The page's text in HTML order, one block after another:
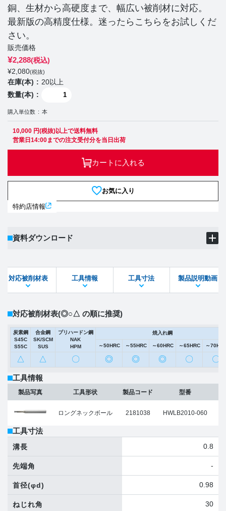
銅、生材から高硬度まで、幅広い被削材に対応。
最新版の高精度仕様。迷ったらこちらをお試しくだ
さい。
販売価格
¥2,288(税込)
¥2,080(税抜)
在庫(本)
20以上
数量(本)
購入単位数 本
10,000 円(税抜)以上で送料無料
営業日14:00までの注文受付分を当日出荷
カートに入れる
お気に入り
特約店情報
資料ダウンロード
STEPファイル DXFファイル
対応被削材表 工具情報 工具寸法 製品説明動画
対応被削材表(◎○△ の順に推奨)
炭素鋼
S45C
S55C
合金鋼
SK/SCM
SUS
プリハードン鋼
NAK
HPM
焼入れ鋼
～50HRC ～55HRC ～60HRC ～65HRC ～
△ △ 〇 ◎ ◎ ◎ 〇 〇
工具情報
製品写真 工具形状
ロングネックボール
製品コード
2181038
型番
HWLB2010-060
工具寸法
溝長 0.8
先端角 -
首径(φd) 0.98
ねじれ角 30